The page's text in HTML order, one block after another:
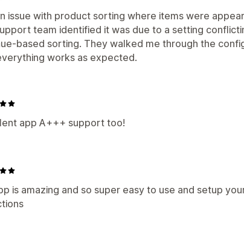
issue with product sorting where items were
team identified it was due to a setting
based sorting. They walked me through the
works as expected.
app A+++ support too!
is amazing and so super easy to use and setup